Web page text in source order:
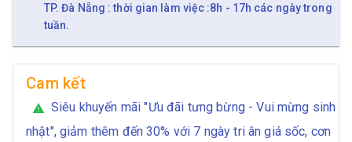
TP. Đà Nẵng : thời gian làm việc :8h - 17h các ngày trong
tuần.
Cam kết
warning
Siêu khuyến mãi "Ưu đãi tưng bừng - Vui mừng sinh
nhật", giảm thêm đến 30% với 7 ngày tri ân giá sốc, cơn